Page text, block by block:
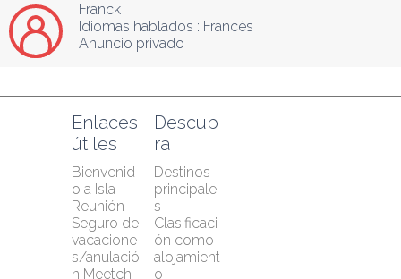
Franck
Idiomas hablados : Francés
Anuncio privado
Enlaces
útiles
Bienvenid
o a Isla
Reunión
Seguro de
vacacione
s/anulació
n Meetch
Descub
ra
Destinos
principale
s
Clasificaci
ón como
alojamient
o